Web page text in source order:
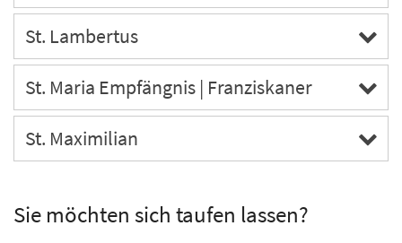
St. Lambertus
St. Maria Empfängnis | Franziskaner
St. Maximilian
Sie möchten sich taufen lassen?